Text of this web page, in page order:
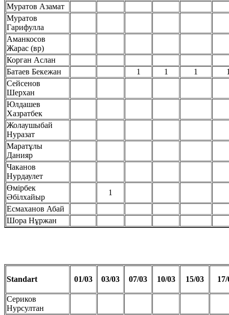
Муратов Азамат
Муратов
Гарифулла
Аманкосов
Жарас (вр)
Корган Аслан
Батаев Бекежан
1 1 1
Сейсенов
Шерхан
Юлдашев
Хазратбек
Жолаушыбай
Нуразат
Маратұлы
Данияр
Чаканов
Нурдаулет
Өмірбек
Әбілхайыр
1
Есмаханов Абай
Шора Нұржан
Standart 01/03 03/03 07/03 10/03 15/03 17/
Сериков
Нурсултан